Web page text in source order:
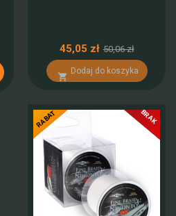
45,05 zł 50,06 zł

Dodaj do koszyka
-10%
RABAT BRAK